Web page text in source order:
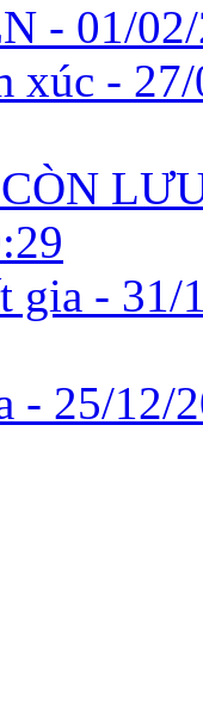
- 01/
xúc -
gia - 31/
- 25/12/